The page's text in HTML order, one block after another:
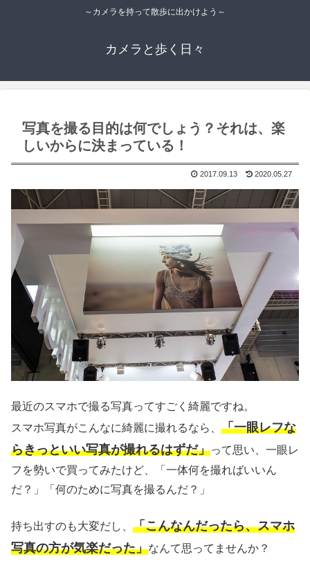
～カメラを持って散歩に出かけよう～
カメラと歩く日々
写真を撮る目的は何でしょう？それは、楽
しいからに決まっている！
2017.09.13 2020.05.27
最近のスマホで撮る写真ってすごく綺麗ですね。
スマホ写真がこんなに綺麗に撮れるなら、 「一眼レフな
らきっといい写真が撮れるはずだ」って思い、一眼レ
フを勢いで買ってみたけど、「一体何を撮ればいいん
だ？」「何のために写真を撮るんだ？」
持ち出すのも大変だし、 「こんなんだったら、スマホ
写真の方が気楽だった」なんて思ってませんか？